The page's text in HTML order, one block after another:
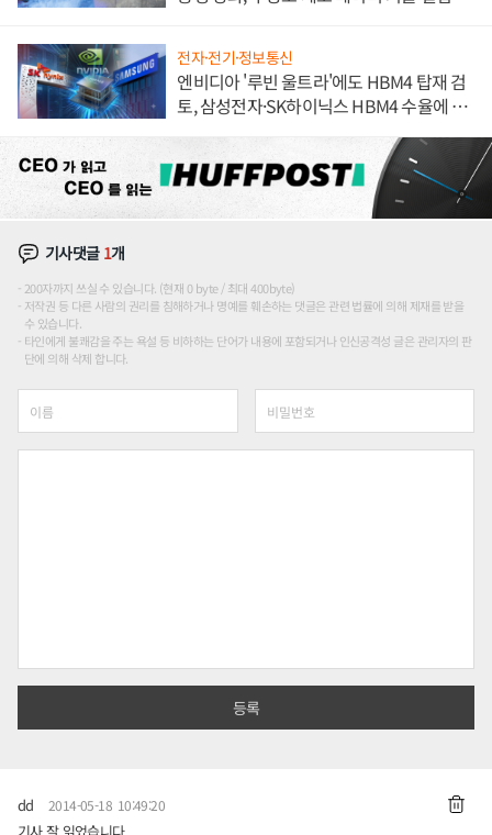
전자·전기·정보통신
엔비디아 '루빈 울트라'에도 HBM4 탑재 검
토, 삼성전자·SK하이닉스 HBM4 수율에 주
기사댓글 1개
200자까지 쓰실 수 있습니다. (현재 0 byte / 최대 400byte)
저작권 등 다른 사람의 권리를 침해하거나 명예를 훼손하는 댓글은 관련 법률에 의해 제재를 받을
수 있습니다.
타인에게 불쾌감을 주는 욕설 등 비하하는 단어가 내용에 포함되거나 인신공격성 글은 관리자의 판
단에 의해 삭제 합니다.
dd 2014-05-18 10:49:20